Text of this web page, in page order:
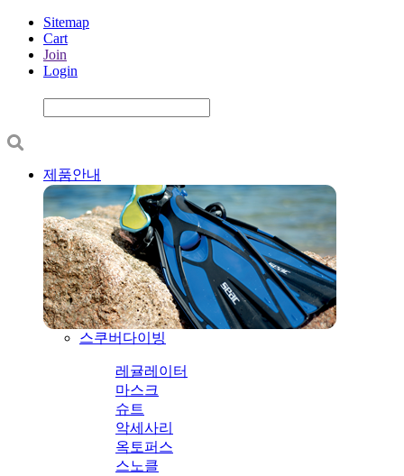
Sitemap
Cart
Join
Login
제품안내
스쿠버다이빙
레귤레이터
마스크
슈트
악세사리
옥토퍼스
스노클